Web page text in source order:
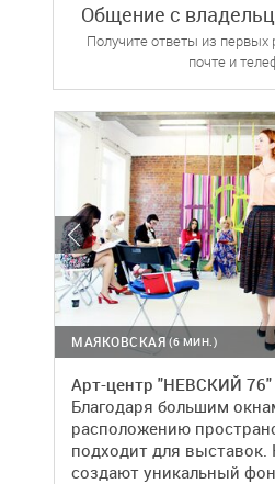
Общение с
Получите ответы из первых
почте и
(6 МИН.)
МАЯКОВСКАЯ
Арт-центр "НЕВСКИЙ 76"
Благодаря большим
расположению
подходит для
создают уникальный